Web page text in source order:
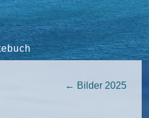
← Bilder 2025